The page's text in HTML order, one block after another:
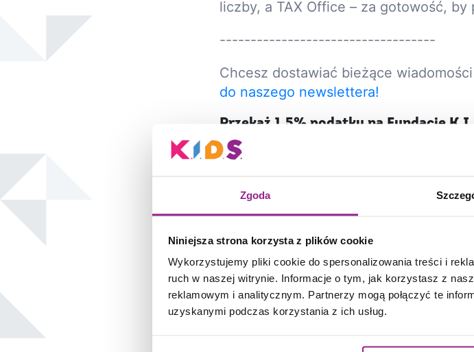
Zgoda
Niniejsza strona korzysta z plików cookie
Wykorzystujemy pliki cookie do spersonalizowania treści i
ruch w naszej witrynie. Informacje o tym, jak korzystasz z
reklamowym i analitycznym. Partnerzy mogą połączyć te
uzyskanymi podczas korzystania z ich usług.
liczby, a TAX Office – za gotowość, by
-----------------------------------
Chcesz dostawiać bieżące
do naszego newslettera!
Przekaż 1,5% podatku na Fundację
Dziecięcych Szpitali. KRS 0000793389
https://www.pitax.pl/rozliczenie-pit-
Dziękujemy za Twoje wsparcie 🩷
Kupując nasze produkty wspierasz
zmieniajmy szpitale na dobre!
Zostań naszym Patronem!